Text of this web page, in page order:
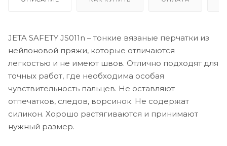
JETA SAFETY JS011n – тонкие вязаные перчатки из
нейлоновой пряжи, которые отличаются
легкостью и не имеют швов. Отлично подходят для
точных работ, где необходима особая
чувствительность пальцев. Не оставляют
отпечатков, следов, ворсинок. Не содержат
силикон. Хорошо растягиваются и принимают
нужный размер.